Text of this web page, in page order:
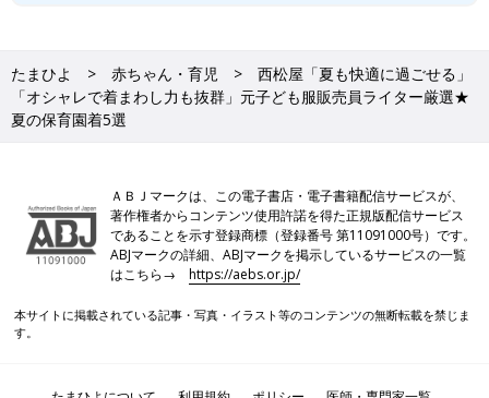
ですよね！そこで今回は、元子ども服販売員ラ
イターの私がおすすめする、プチプラブランド
装飾がなく快適な素材を選んで♪
ていたり、着脱に時間がかかったりするような服は避けるのがベ
スト。また、夏は汗をかくため、吸水性や通気性、速乾性のある
素材を意識して選ぶのがおすすめです！ぜひ西松屋で、夏の保育
園着にぴったりのアイテムを見つけてくださいね♪
(文：今井あやか)
今井あやか
たまひよ 赤ちゃん・育児
西松屋「夏も快適に過ごせる」
「オシャレで着まわし力も抜群」元子ども服販売員ライター厳選★
夏の保育園着5選
ＡＢＪマークは、この電子書店・電子書籍配信サービスが、
著作権者からコンテンツ使用許諾を得た正規版配信サービス
であることを示す登録商標（登録番号 第11091000号）です。
ABJマークの詳細、ABJマークを掲示しているサービスの一覧
はこちら→https://aebs.or.jp/
本サイトに掲載されている記事・写真・イラスト等のコンテンツの無断転載を禁じま
す。